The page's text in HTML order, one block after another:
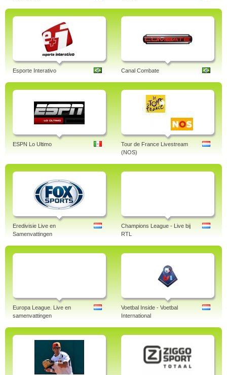
Esporte Interativo Canal Combate
ESPN Lo Ultimo
Tour de France Livestream
(NOS)
Eredivisie Live en
Samenvattingen
Champions League - Live bij
RTL
Europa League. Live en
samenvattingen
Voetbal Inside - Voetbal
International